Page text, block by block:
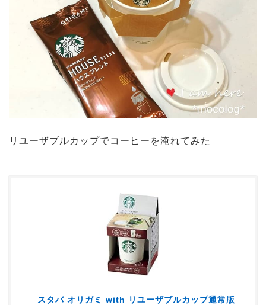
リユーザブルカップでコーヒーを淹れてみた
スタバ オリガミ with リユーザブルカップ通常版